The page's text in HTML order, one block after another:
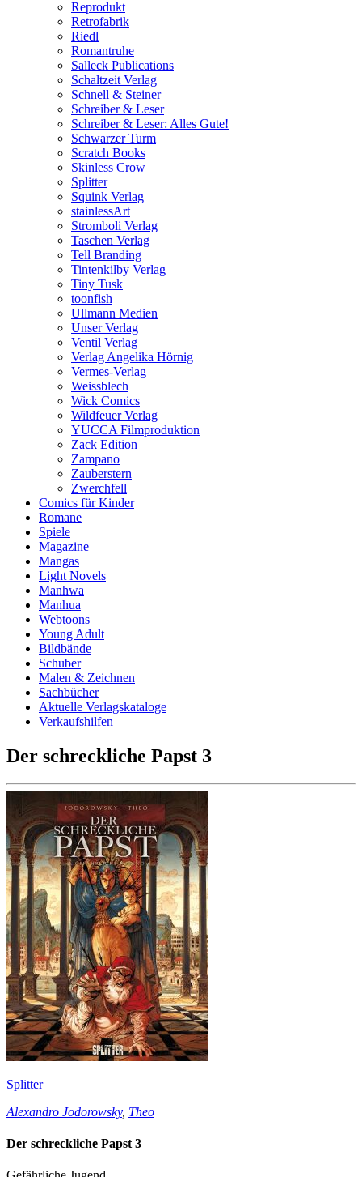
Reprodukt
Retrofabrik
Riedl
Romantruhe
Salleck Publications
Schaltzeit Verlag
Schnell & Steiner
Schreiber & Leser
Schreiber & Leser: Alles Gute!
Schwarzer Turm
Scratch Books
Skinless Crow
Splitter
Squink Verlag
stainlessArt
Stromboli Verlag
Taschen Verlag
Tell Branding
Tintenkilby Verlag
Tiny Tusk
toonfish
Ullmann Medien
Unser Verlag
Ventil Verlag
Verlag Angelika Hörnig
Vermes-Verlag
Weissblech
Wick Comics
Wildfeuer Verlag
YUCCA Filmproduktion
Zack Edition
Zampano
Zauberstern
Zwerchfell
Comics für Kinder
Romane
Spiele
Magazine
Mangas
Light Novels
Manhwa
Manhua
Webtoons
Young Adult
Bildbände
Schuber
Malen & Zeichnen
Sachbücher
Aktuelle Verlagskataloge
Verkaufshilfen
Der schreckliche Papst 3
Splitter
Alexandro Jodorowsky, Theo
Der schreckliche Papst 3